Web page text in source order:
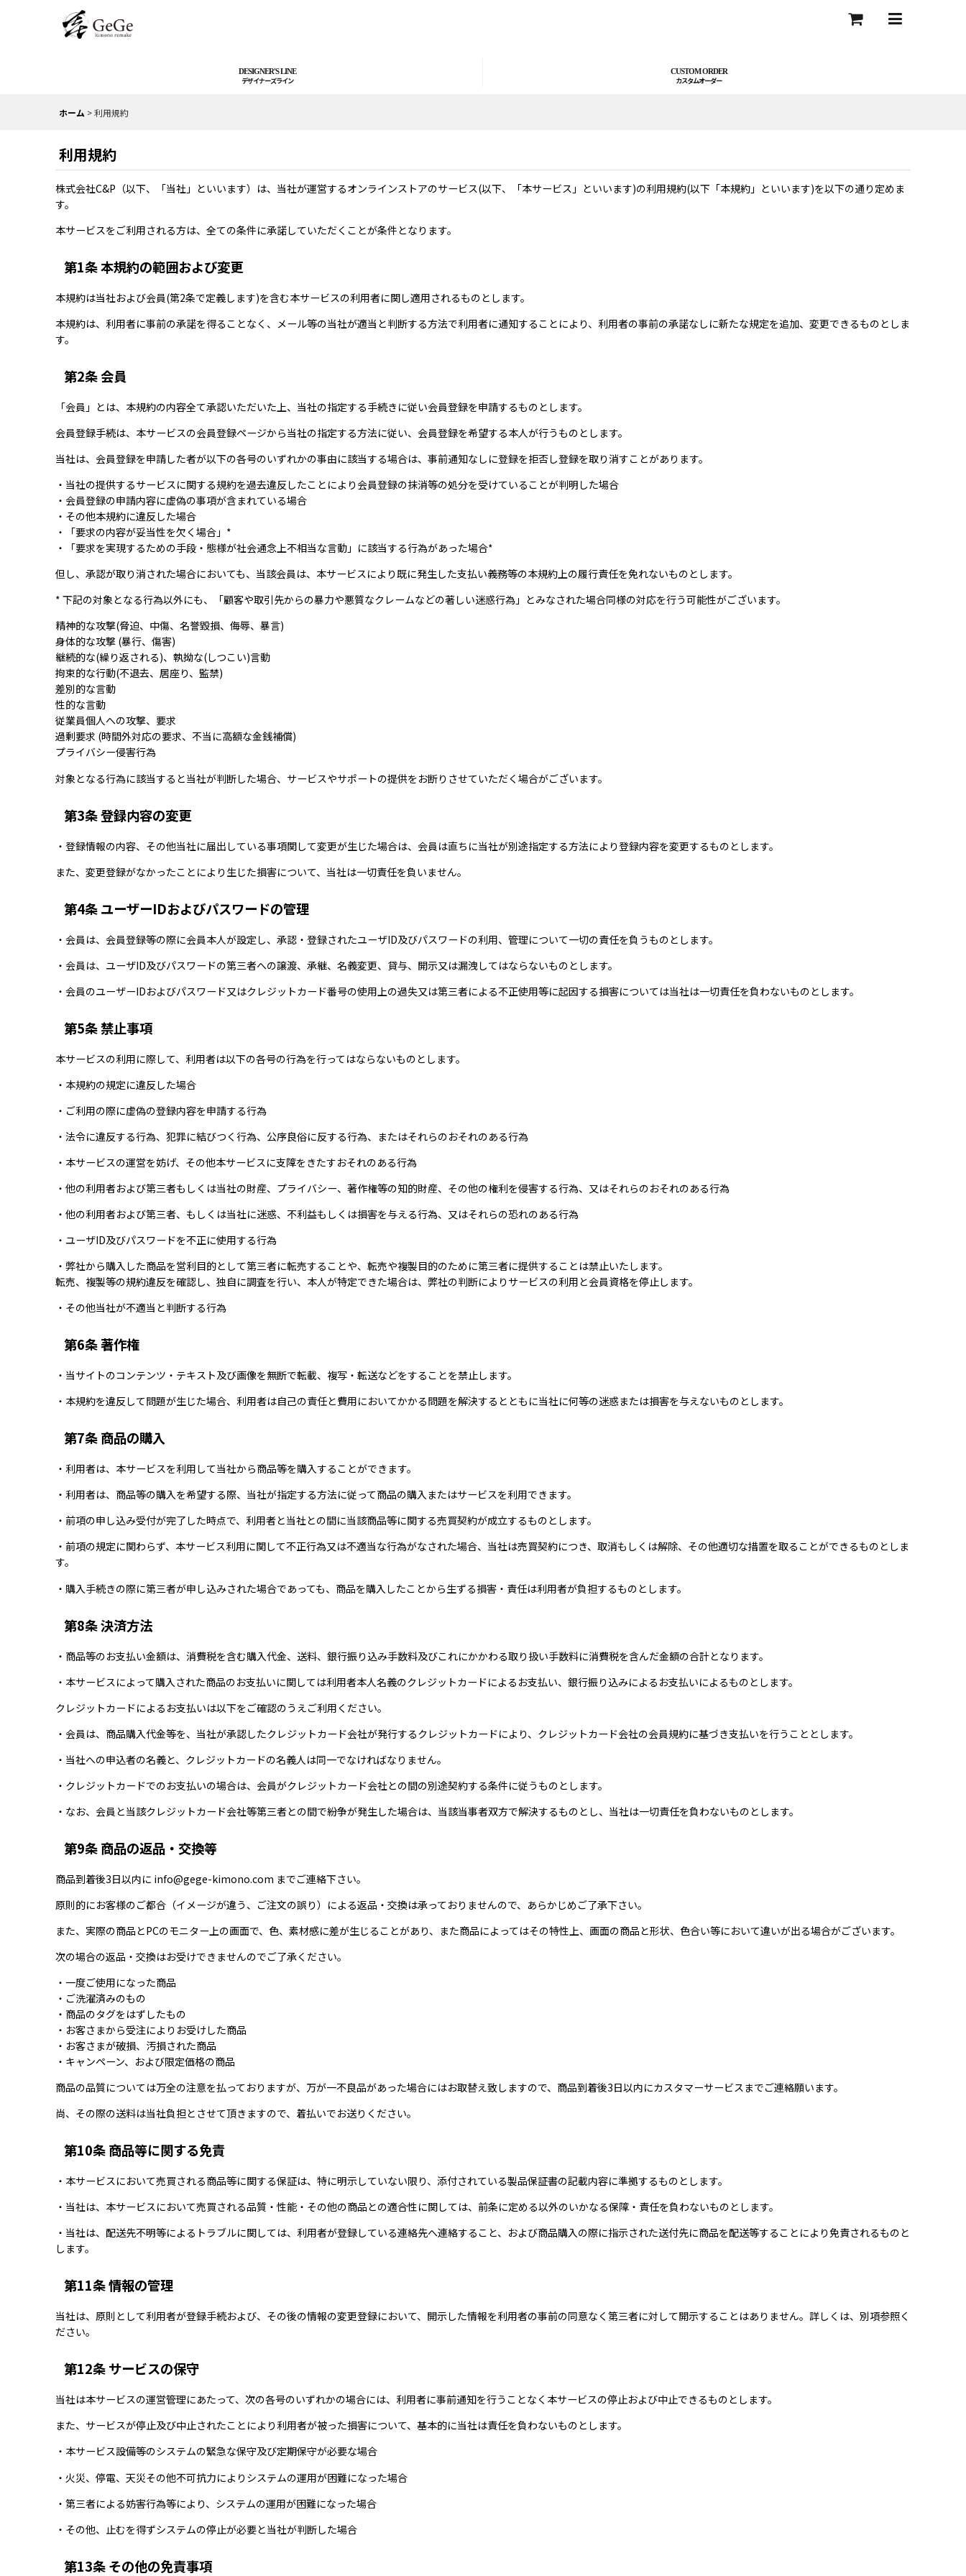
DESIGNER'S LINE CUSTOM ORDER
ホーム >利用規約
利用規約
株式会社C&P（以下、「当社」といいます）は、当社が運営するオンラインストアのサービス(以下、「本サービス」といいます)の利用規約(以下「本規約」といいます)を以下の通り定めま
す。
本サービスをご利用される方は、全ての条件に承諾していただくことが条件となります。
第1条 本規約の範囲および変更
本規約は当社および会員(第2条で定義します)を含む本サービスの利用者に関し適用されるものとします。
本規約は、利用者に事前の承諾を得ることなく、メール等の当社が適当と判断する方法で利用者に通知することにより、利用者の事前の承諾なしに新たな規定を追加、変更できるものとしま
す。
第2条 会員
「会員」とは、本規約の内容全て承認いただいた上、当社の指定する手続きに従い会員登録を申請するものとします。
会員登録手続は、本サービスの会員登録ページから当社の指定する方法に従い、会員登録を希望する本人が行うものとします。
当社は、会員登録を申請した者が以下の各号のいずれかの事由に該当する場合は、事前通知なしに登録を拒否し登録を取り消すことがあります。
・当社の提供するサービスに関する規約を過去違反したことにより会員登録の抹消等の処分を受けていることが判明した場合
・会員登録の申請内容に虚偽の事項が含まれている場合
・その他本規約に違反した場合
・「要求の内容が妥当性を欠く場合」*
・「要求を実現するための手段・態様が社会通念上不相当な言動」に該当する行為があった場合*
但し、承認が取り消された場合においても、当該会員は、本サービスにより既に発生した支払い義務等の本規約上の履行責任を免れないものとします。
* 下記の対象となる行為以外にも、「顧客や取引先からの暴力や悪質なクレームなどの著しい迷惑行為」とみなされた場合同様の対応を行う可能性がございます。
精神的な攻撃(脅迫、中傷、名誉毀損、侮辱、暴言)
身体的な攻撃 (暴行、傷害)
継続的な(繰り返される)、執拗な(しつこい)言動
拘束的な行動(不退去、居座り、監禁)
差別的な言動
性的な言動
従業員個人への攻撃、要求
過剰要求 (時間外対応の要求、不当に高額な金銭補償)
プライバシー侵害行為
対象となる行為に該当すると当社が判断した場合、サービスやサポートの提供をお断りさせていただく場合がございます。
第3条 登録内容の変更
・登録情報の内容、その他当社に届出している事項関して変更が生じた場合は、会員は直ちに当社が別途指定する方法により登録内容を変更するものとします。
また、変更登録がなかったことにより生じた損害について、当社は一切責任を負いません。
第4条 ユーザーIDおよびパスワードの管理
・会員は、会員登録等の際に会員本人が設定し、承認・登録されたユーザID及びパスワードの利用、管理について一切の責任を負うものとします。
・会員は、ユーザID及びパスワードの第三者への譲渡、承継、名義変更、貸与、開示又は漏洩してはならないものとします。
・会員のユーザーIDおよびパスワード又はクレジットカード番号の使用上の過失又は第三者による不正使用等に起因する損害については当社は一切責任を負わないものとします。
第5条 禁止事項
本サービスの利用に際して、利用者は以下の各号の行為を行ってはならないものとします。
・本規約の規定に違反した場合
・ご利用の際に虚偽の登録内容を申請する行為
・法令に違反する行為、犯罪に結びつく行為、公序良俗に反する行為、またはそれらのおそれのある行為
・本サービスの運営を妨げ、その他本サービスに支障をきたすおそれのある行為
・他の利用者および第三者もしくは当社の財産、プライバシー、著作権等の知的財産、その他の権利を侵害する行為、又はそれらのおそれのある行為
・他の利用者および第三者、もしくは当社に迷惑、不利益もしくは損害を与える行為、又はそれらの恐れのある行為
・ユーザID及びパスワードを不正に使用する行為
・弊社から購入した商品を営利目的として第三者に転売することや、転売や複製目的のために第三者に提供することは禁止いたします。
転売、複製等の規約違反を確認し、独自に調査を行い、本人が特定できた場合は、弊社の判断によりサービスの利用と会員資格を停止します。
・その他当社が不適当と判断する行為
第6条 著作権
・当サイトのコンテンツ・テキスト及び画像を無断で転載、複写・転送などをすることを禁止します。
・本規約を違反して問題が生じた場合、利用者は自己の責任と費用においてかかる問題を解決するとともに当社に何等の迷惑または損害を与えないものとします。
第7条 商品の購入
・利用者は、本サービスを利用して当社から商品等を購入することができます。
・利用者は、商品等の購入を希望する際、当社が指定する方法に従って商品の購入またはサービスを利用できます。
・前項の申し込み受付が完了した時点で、利用者と当社との間に当該商品等に関する売買契約が成立するものとします。
・前項の規定に関わらず、本サービス利用に関して不正行為又は不適当な行為がなされた場合、当社は売買契約につき、取消もしくは解除、その他適切な措置を取ることができるものとしま
す。
・購入手続きの際に第三者が申し込みされた場合であっても、商品を購入したことから生ずる損害・責任は利用者が負担するものとします。
第8条 決済方法
・商品等のお支払い金額は、消費税を含む購入代金、送料、銀行振り込み手数料及びこれにかかわる取り扱い手数料に消費税を含んだ金額の合計となります。
・本サービスによって購入された商品のお支払いに関しては利用者本人名義のクレジットカードによるお支払い、銀行振り込みによるお支払いによるものとします。
クレジットカードによるお支払いは以下をご確認のうえご利用ください。
・会員は、商品購入代金等を、当社が承認したクレジットカード会社が発行するクレジットカードにより、クレジットカード会社の会員規約に基づき支払いを行うこととします。
・当社への申込者の名義と、クレジットカードの名義人は同一でなければなりません。
・クレジットカードでのお支払いの場合は、会員がクレジットカード会社との間の別途契約する条件に従うものとします。
・なお、会員と当該クレジットカード会社等第三者との間で紛争が発生した場合は、当該当事者双方で解決するものとし、当社は一切責任を負わないものとします。
第9条 商品の返品・交換等
商品到着後3日以内に info@gege-kimono.com までご連絡下さい。
原則的にお客様のご都合（イメージが違う、ご注文の誤り）による返品・交換は承っておりませんので、あらかじめご了承下さい。
また、実際の商品とPCのモニター上の画面で、色、素材感に差が生じることがあり、また商品によってはその特性上、画面の商品と形状、色合い等において違いが出る場合がございます。
次の場合の返品・交換はお受けできませんのでご了承ください。
・一度ご使用になった商品
・ご洗濯済みのもの
・商品のタグをはずしたもの
・お客さまから受注によりお受けした商品
・お客さまが破損、汚損された商品
・キャンペーン、および限定価格の商品
商品の品質については万全の注意を払っておりますが、万が一不良品があった場合にはお取替え致しますので、商品到着後3日以内にカスタマーサービスまでご連絡願います。
尚、その際の送料は当社負担とさせて頂きますので、着払いでお送りください。
第10条 商品等に関する免責
・本サービスにおいて売買される商品等に関する保証は、特に明示していない限り、添付されている製品保証書の記載内容に準拠するものとします。
・当社は、本サービスにおいて売買される品質・性能・その他の商品との適合性に関しては、前条に定める以外のいかなる保障・責任を負わないものとします。
・当社は、配送先不明等によるトラブルに関しては、利用者が登録している連絡先へ連絡すること、および商品購入の際に指示された送付先に商品を配送等することにより免責されるものと
します。
第11条 情報の管理
当社は、原則として利用者が登録手続および、その後の情報の変更登録において、開示した情報を利用者の事前の同意なく第三者に対して開示することはありません。詳しくは、別項参照く
ださい。
第12条 サービスの保守
当社は本サービスの運営管理にあたって、次の各号のいずれかの場合には、利用者に事前通知を行うことなく本サービスの停止および中止できるものとします。
また、サービスが停止及び中止されたことにより利用者が被った損害について、基本的に当社は責任を負わないものとします。
・本サービス設備等のシステムの緊急な保守及び定期保守が必要な場合
・火災、停電、天災その他不可抗力によりシステムの運用が困難になった場合
・第三者による妨害行為等により、システムの運用が困難になった場合
・その他、止むを得ずシステムの停止が必要と当社が判断した場合
第13条 その他の免責事項